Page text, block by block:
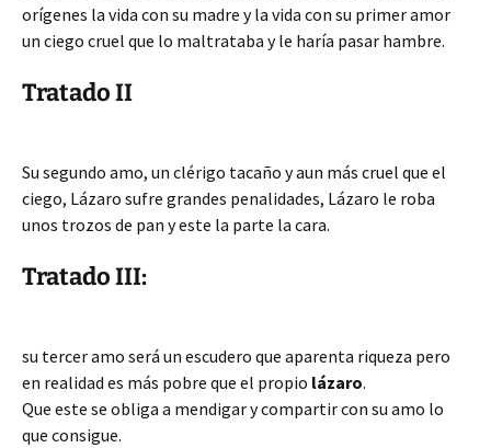
orígenes la vida con su madre y la vida con su primer amor
un ciego cruel que lo maltrataba y le haría pasar hambre.
Tratado II
Su segundo amo, un clérigo tacaño y aun más cruel que el
ciego, Lázaro sufre grandes penalidades, Lázaro le roba
unos trozos de pan y este la parte la cara.
Tratado III:
su tercer amo será un escudero que aparenta riqueza pero
en realidad es más pobre que el propio lázaro.
Que este se obliga a mendigar y compartir con su amo lo
que consigue.